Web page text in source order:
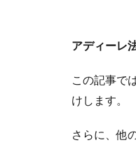
アディーレ
この記事で
けします。
さらに、他